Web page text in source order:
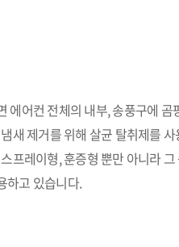
어컨 전체의 내부, 송풍구에 곰
새 제거를 위해 살균 탈취제를
프레이형, 훈증형 뿐만 아니라
하고 있습니다.